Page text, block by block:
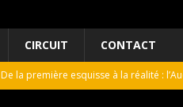
CIRCUIT CONTACT
De la première esquisse à la réalité :